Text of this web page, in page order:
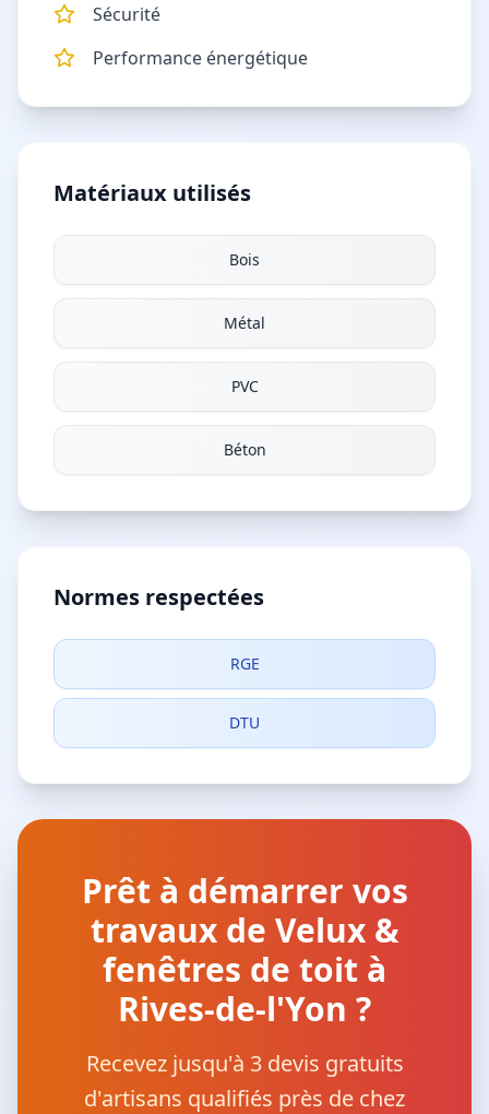
Sécurité
Performance énergétique
Matériaux utilisés
Bois
Métal
PVC
Béton
Normes respectées
RGE
DTU
Prêt à démarrer vos
travaux de Velux &
fenêtres de toit à
Rives-de-l'Yon ?
Recevez jusqu'à 3 devis gratuits
d'artisans qualifiés près de chez